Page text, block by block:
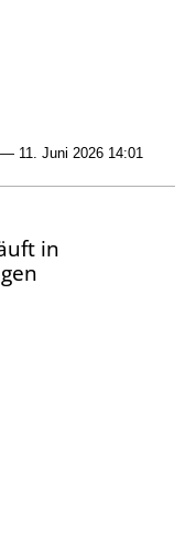
11. Juni 2026 14:01
in